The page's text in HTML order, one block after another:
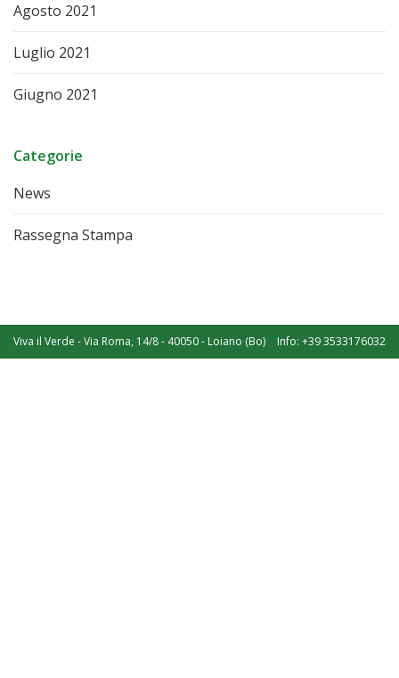
Agosto 2021
Luglio 2021
Giugno 2021
Categorie
News
Rassegna Stampa
Viva il Verde - Via Roma, 14/8 - 40050 - Loiano (Bo) Info: +39 3533176032